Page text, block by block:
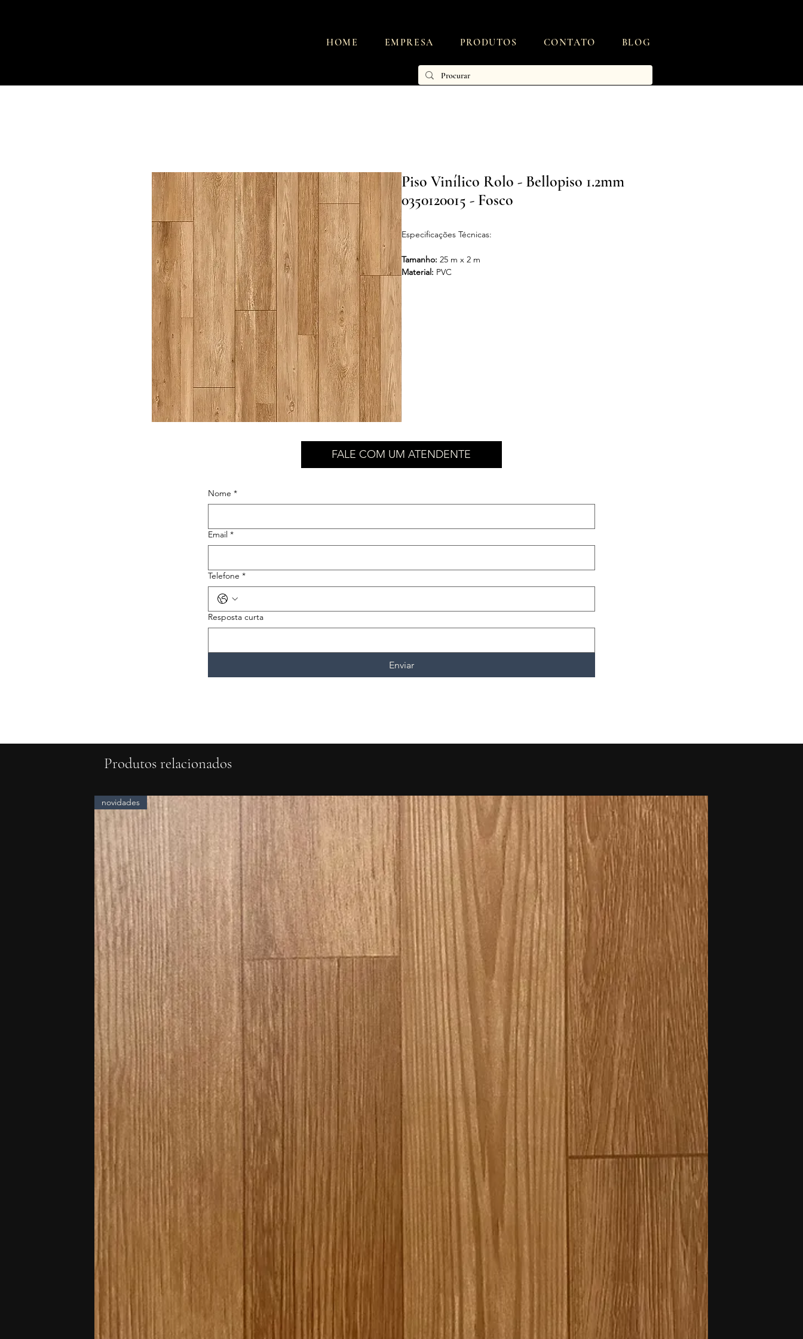
HOME EMPRESA PRODUTOS CONTATO BLOG
FALE COM UM ATENDENTE
Nome *
Email *
Telefone *
Resposta curta
Enviar
Produtos relacionados
novidades
Piso Vinílico Rolo - Bellopiso 1.2mm
0350120015 - Fosco
Especificações Técnicas:
Tamanho: 25 m x 2 m
Material: PVC